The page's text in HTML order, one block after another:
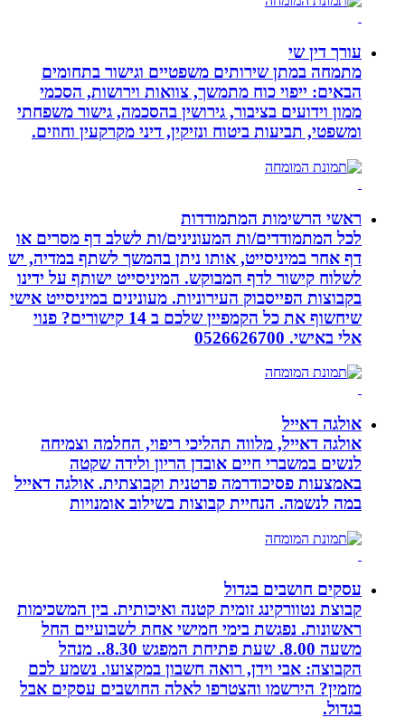
עורך דין שי
מתמחה במתן שירותים משפטיים וגישור בתחומים
הבאים: ייפוי כוח מתמשך, צוואות וירושות, הסכמי
ממון וידועים בציבור, גירושין בהסכמה, גישור משפחתי
ומשפטי, תביעות ביטוח ונזיקין, דיני מקרקעין וחוזים.
ראשי הרשימות המתמודדות
לכל המתמודדים/ות המעונינים/ות לשלב דף מסרים או
דף אחר במיניסייט, אותו ניתן בהמשך לשתף במדיה, יש
לשלוח קישור לדף המבוקש. המיניסייט ישותף על ידינו
בקבוצות הפייסבוק העירוניות. מעונינים במיניסייט אישי
שיחשוף את כל הקמפיין שלכם ב 14 קישורים? פנוי
אלי באישי. 0526626700
אולגה דאייל
אולגה דאייל, מלווה תהליכי ריפוי, החלמה וצמיחה
לנשים במשברי חיים אובדן הריון ולידה שקטה
באמצעות פסיכודרמה פרטנית וקבוצתית. אולגה דאייל
במה לנשמה. ‏הנחיית קבוצות בשילוב אומנויות‏
עסקים חושבים בגדול
קבוצת נטוורקינג זומית קטנה ואיכותית. בין המשכימות
ראשונות. נפגשת בימי חמישי אחת לשבועיים החל
משעה 8.00. שעת פתיחת המפגש 8.30.. מנהל
הקבוצה: אבי וידן, רואה חשבון במקצועו. נשמע לכם
מזמין? הירשמו והצטרפו לאלה החושבים עסקים אבל
בגדול.